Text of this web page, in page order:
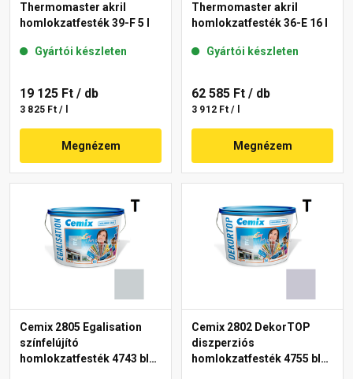
Thermomaster akril
homlokzatfesték 39-F 5 l
Gyártói készleten
19 125 Ft / db
3 825 Ft / l
Megnézem
Thermomaster akril
homlokzatfesték 36-E 16 l
Gyártói készleten
62 585 Ft / db
3 912 Ft / l
Megnézem
Cemix 2805 Egalisation
színfelújító
homlokzatfesték 4743 blue
Cemix 2802 DekorTOP
diszperziós
homlokzatfesték 4755 blue